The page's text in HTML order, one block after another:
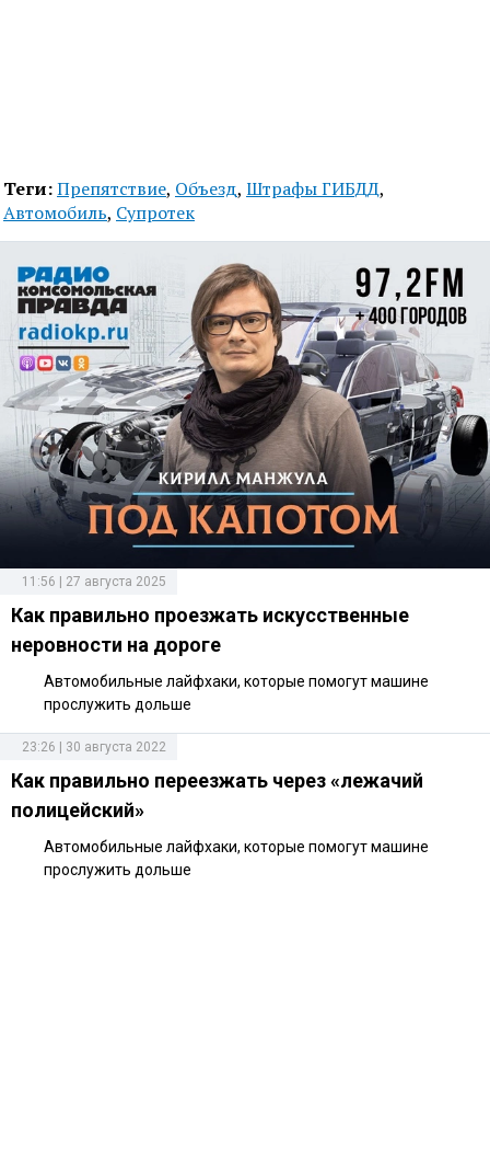
Теги:Препятствие, Объезд, Штрафы ГИБДД,
Автомобиль, Супротек
11:56 | 27 августа 2025
Как правильно проезжать искусственные
неровности на дороге
Автомобильные лайфхаки, которые помогут машине
прослужить дольше
23:26 | 30 августа 2022
Как правильно переезжать через «лежачий
полицейский»
Автомобильные лайфхаки, которые помогут машине
прослужить дольше